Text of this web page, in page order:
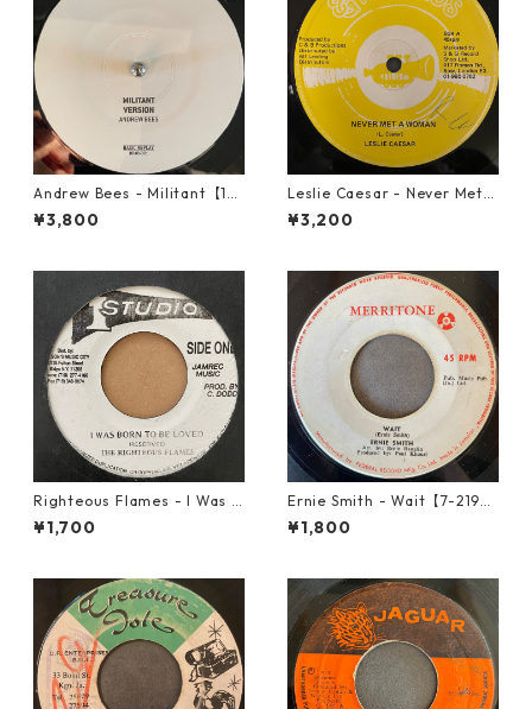
Andrew Bees ‎- Militant【12-
50066】
¥3,800
Leslie Caesar - Never Met A
Woman【12-50067】
¥3,200
Righteous Flames - I Was B
orn To Be Loved【7-21191】
¥1,700
Ernie Smith - Wait【7-2196
0】
¥1,800